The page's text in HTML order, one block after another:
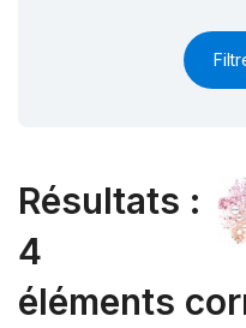
Résultats :
4
éléments